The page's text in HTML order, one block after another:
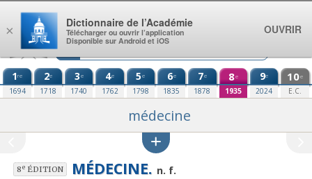
Aller au contenu
1re
1694
2e
1718
3e
1740
4e
1762
5e
1798
6e
1835
7e
1878
8e
1935
9e
2024
10e
E.C.
médecine
8eÉDITION MÉDECINE. n. f.
×
Dictionnaire de l’Académie
Télécharger ou ouvrir l’application
Disponible sur Android et iOS
OUVRIR